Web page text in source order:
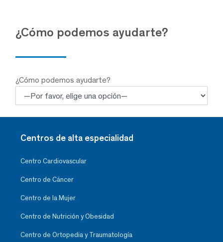
¿Cómo podemos ayudarte?
¿Cómo podemos ayudarte?
Centros de alta especialidad
Centro Cardiovascular
Centro de Cáncer
Centro de la Mujer
Centro de Nutrición y Obesidad
Centro de Ortopedia y Traumatología